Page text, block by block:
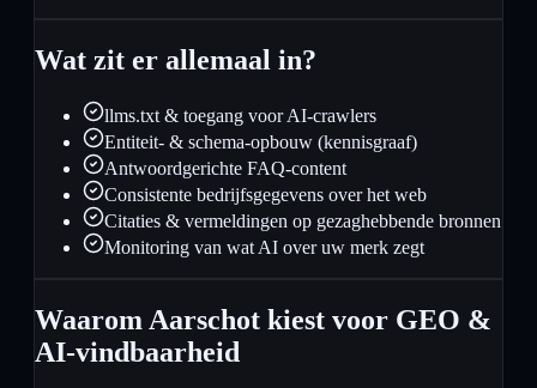
Wat zit er allemaal in?
llms.txt & toegang voor AI-crawlers
Entiteit- & schema-opbouw (kennisgraaf)
Antwoordgerichte FAQ-content
Consistente bedrijfsgegevens over het web
Citaties & vermeldingen op gezaghebbende bronnen
Monitoring van wat AI over uw merk zegt
Waarom Aarschot kiest voor GEO &
AI-vindbaarheid